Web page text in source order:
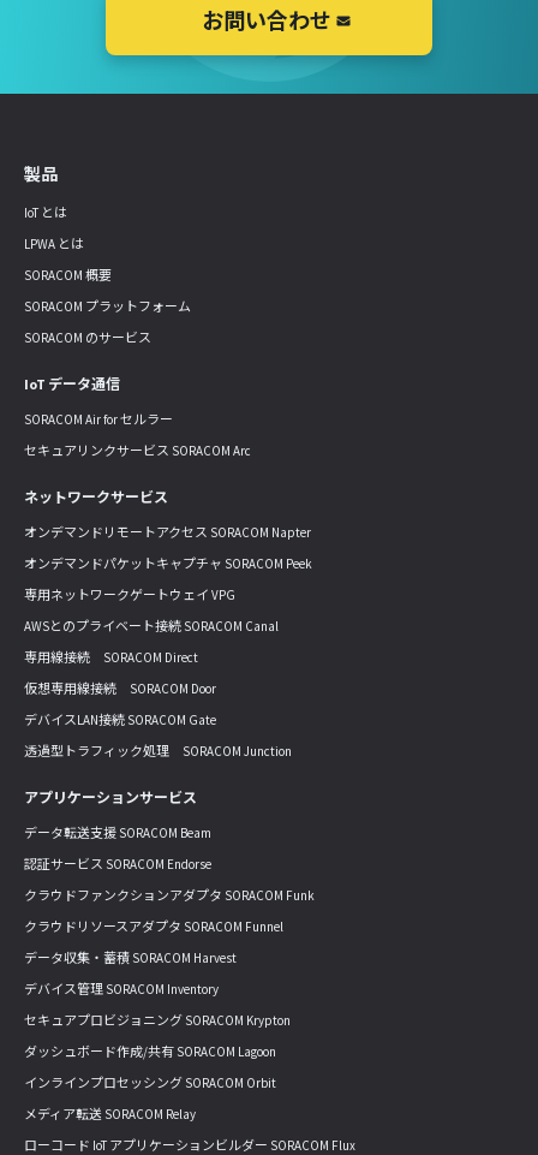
お問い合わせ
製品
IoT とは
LPWA とは
SORACOM 概要
SORACOM プラットフォーム
SORACOM のサービス
IoT データ通信
SORACOM Air for セルラー
セキュアリンクサービス SORACOM Arc
ネットワークサービス
オンデマンドリモートアクセス SORACOM Napter
オンデマンドパケットキャプチャ SORACOM Peek
専用ネットワークゲートウェイ VPG
AWSとのプライベート接続 SORACOM Canal
専用線接続 SORACOM Direct
仮想専用線接続 SORACOM Door
デバイスLAN接続 SORACOM Gate
透過型トラフィック処理 SORACOM Junction
アプリケーションサービス
データ転送支援 SORACOM Beam
認証サービス SORACOM Endorse
クラウドファンクションアダプタ SORACOM Funk
クラウドリソースアダプタ SORACOM Funnel
データ収集・蓄積 SORACOM Harvest
デバイス管理 SORACOM Inventory
セキュアプロビジョニング SORACOM Krypton
ダッシュボード作成/共有 SORACOM Lagoon
インラインプロセッシング SORACOM Orbit
メディア転送 SORACOM Relay
ローコード IoT アプリケーションビルダー SORACOM Flux